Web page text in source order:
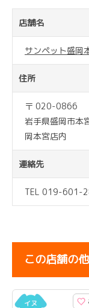
店舗名
サンペット盛岡
住所
〒 020-0866
岩手県盛岡市
岡本宮店内
連絡先
TEL 019-601-
この店舗の